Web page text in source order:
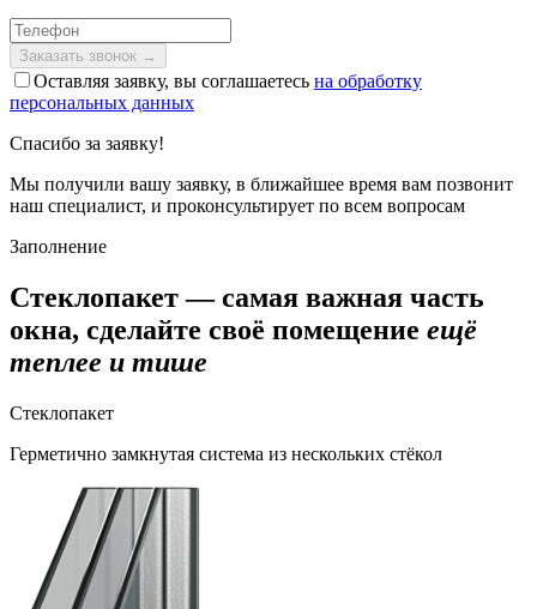
Оставляя заявку, вы соглашаетесь на обработку
персональных данных
Спасибо за заявку!
Мы получили вашу заявку, в ближайшее время вам позвонит
наш специалист, и проконсультирует по всем вопросам
Заполнение
Стеклопакет — самая важная часть
окна, сделайте своё помещение ещё
теплее и тише
Стеклопакет
Герметично замкнутая система из нескольких стёкол